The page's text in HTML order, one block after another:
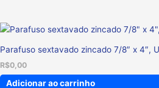
Parafuso sextavado zincado 7/8″ x 4″,
R$0,00
Adicionar ao carrinho